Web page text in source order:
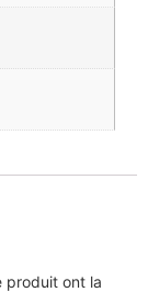
produit ont la